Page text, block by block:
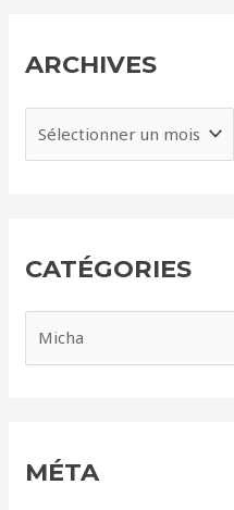
ARCHIVES
r
e
CATÉGORIES
a
MÉTA